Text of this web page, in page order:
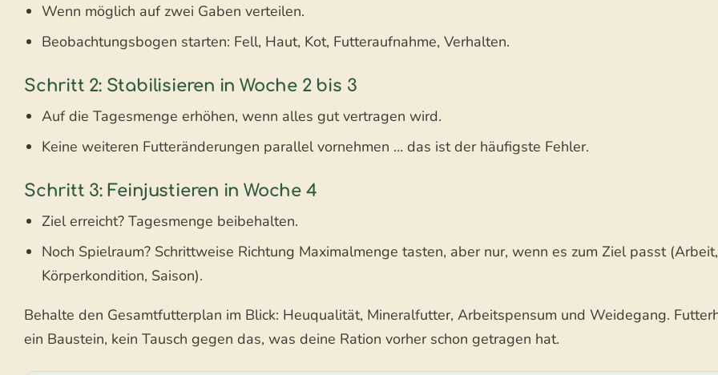
Wenn möglich auf zwei Gaben verteilen.
Beobachtungsbogen starten: Fell, Haut, Kot, Futteraufnahme, Verhalten.
Schritt 2: Stabilisieren in Woche 2 bis 3
Auf die Tagesmenge erhöhen, wenn alles gut vertragen wird.
Keine weiteren Futteränderungen parallel vornehmen … das ist der häufigste Fehler.
Schritt 3: Feinjustieren in Woche 4
Ziel erreicht? Tagesmenge beibehalten.
Noch Spielraum? Schrittweise Richtung Maximalmenge tasten, aber nur, wenn es zum Ziel passt (Arbeit,
Körperkondition, Saison).
Behalte den Gesamtfutterplan im Blick: Heuqualität, Mineralfutter, Arbeitspensum und Weidegang.
ein Baustein, kein Tausch gegen das, was deine Ration vorher schon getragen hat.